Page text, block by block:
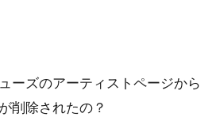
ーズのアーティストページから
削除されたの？